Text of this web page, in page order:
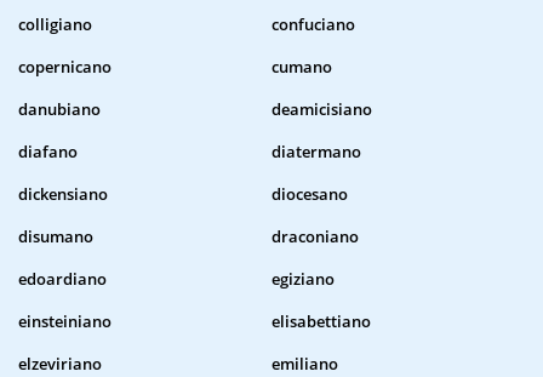
colligiano
confuciano
copernicano
cumano
danubiano
deamicisiano
diafano
diatermano
dickensiano
diocesano
disumano
draconiano
edoardiano
egiziano
einsteiniano
elisabettiano
elzeviriano
emiliano